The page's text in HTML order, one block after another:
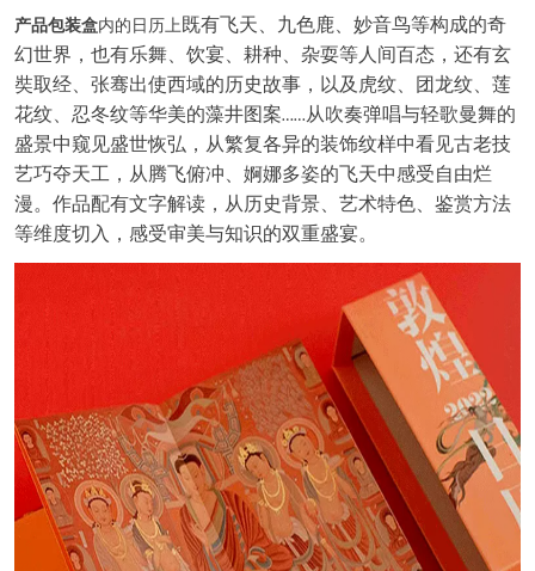
产品包装盒内的日历上 既有飞天、九色鹿、妙音鸟等构成的奇
幻世界，也有乐舞、饮宴、耕种、杂耍等人间百态，还有玄
奘取经、张骞出使西域的历史故事，以及虎纹、团龙纹、莲
花纹、忍冬纹等华美的藻井图案…… 从吹奏弹唱与轻歌曼舞的
盛景中窥见盛世恢弘，从繁复各异的装饰纹样中看见古老技
艺巧夺天工，从腾飞俯冲、婀娜多姿的飞天中感受自由烂
漫。作品配有文字解读，从历史背景、艺术特色、鉴赏方法
等维度切入，感受审美与知识的双重盛宴。